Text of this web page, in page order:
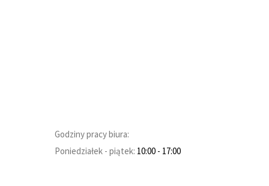
Godziny pracy biura:
Poniedziałek - piątek: 10:00 - 17:00